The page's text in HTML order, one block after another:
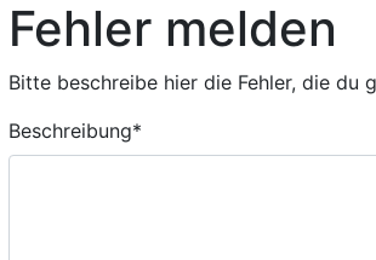
Fehler melden
Bitte beschreibe hier die Fehler, die du
Beschreibung*